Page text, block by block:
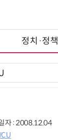
정치·정책
자 : 2008.12.04